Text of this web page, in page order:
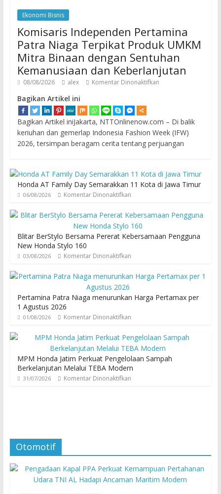
Ekonomi Bisnis
Komisaris Independen Pertamina
Patra Niaga Terpikat Produk UMKM
Mitra Binaan dengan Sentuhan
Kemanusiaan dan Keberlanjutan
08/08/2026 alex Komentar Dinonaktifkan
Bagikan Artikel ini
Bagikan Artikel iniJakarta, NTTOnlinenow.com – Di balik
keriuhan dan gemerlap Indonesia Fashion Week (IFW)
2026, tersimpan beragam cerita tentang perjuangan
Honda AT Family Day Semarakkan 11 Kota di Jawa Timur
06/08/2026 Komentar Dinonaktifkan
Blitar BerStylo Bersama Pererat Kebersamaan Pengguna
New Honda Stylo 160
03/08/2026 Komentar Dinonaktifkan
Pertamina Patra Niaga menurunkan Harga Pertamax per
1 Agustus 2026
01/08/2026 Komentar Dinonaktifkan
MPM Honda Jatim Perkuat Pengelolaan Sampah
Berkelanjutan Melalui TEBA Modern
31/07/2026 Komentar Dinonaktifkan
Otomotif